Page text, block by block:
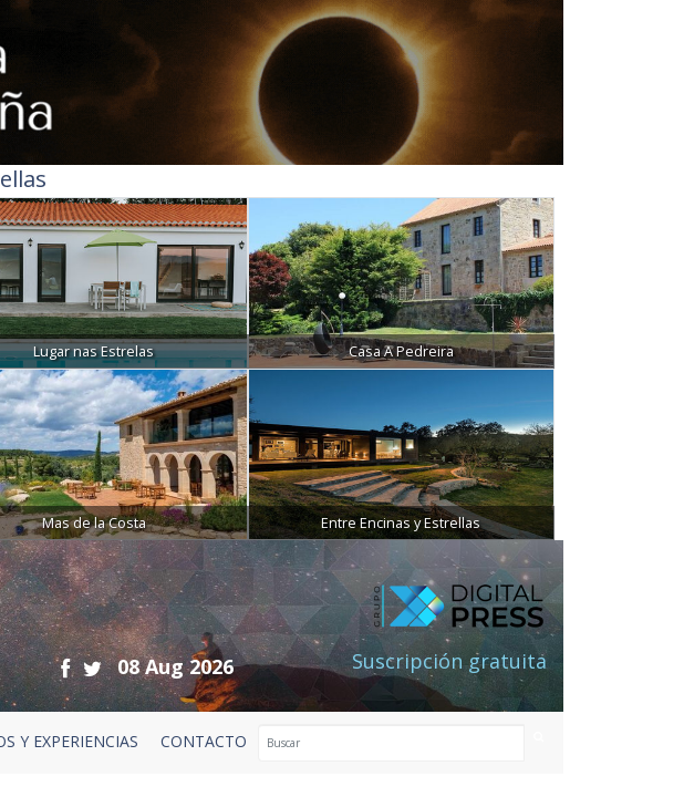
Lugar nas Estrelas Casa A Pedreira
Mas de la Costa Entre Encinas y Estrellas
08 Aug 2026 Suscripción gratuita
Y EXPERIENCIAS CONTACTO